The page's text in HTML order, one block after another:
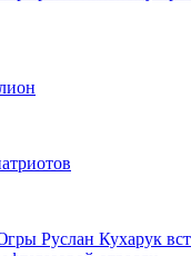
Руслан Кухарук